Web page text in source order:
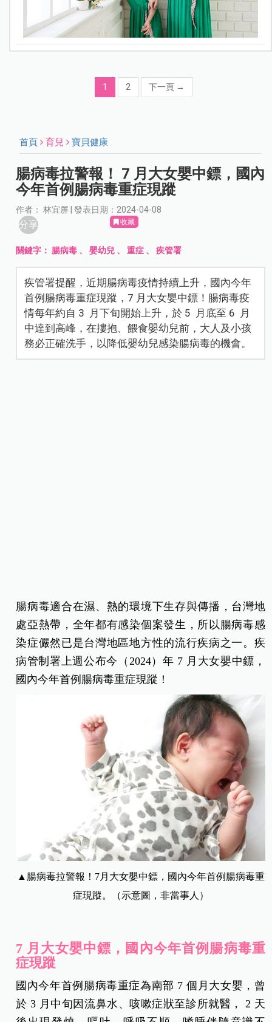
1 2 下一頁 →
首頁 育兒 寶貝健康
腸病毒拉警報！ 7 月大女嬰中鏢，國內
今年首例腸病毒重症現蹤
作者： 林宜屏 | 發表日期：2024-04-08
分享 收藏
關鍵字： 腸病毒 、嬰幼兒 、重症 、疾管署
疾管署提醒，近期腸病毒疫情持續上升，國內今年
首例腸病毒重症現蹤，7 月大女嬰中鏢！腸病毒疫
情每年約自 3 月下旬開始上升，於 5 月底至 6 月
中達到高峰，在摟抱、餵食嬰幼兒前，大人及小孩
務必正確洗手，以降低嬰幼兒感染腸病毒的機會。
腸病毒適合在濕、熱的環境下生存與傳播，台灣地
處亞熱帶，全年都有感染個案發生，所以腸病毒感
染症儼然已是台灣地區地方性的流行疾病之一。疾
病管制署上週公布今（2024）年 7 月大女嬰中鏢，
國內今年首例腸病毒重症現蹤！
▲腸病毒拉警報！7月大女嬰中鏢，國內今年首例腸病毒重
症現蹤。（示意圖，非當事人）
7 月大女嬰中鏢，國內今年首例腸病毒重
症現蹤
國內今年首例腸病毒重症為南部 7 個月大女嬰，曾
於 3 月中旬因流鼻水、咳嗽症狀至診所就醫， 2 天